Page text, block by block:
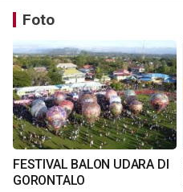
Foto
FESTIVAL BALON UDARA DI
GORONTALO